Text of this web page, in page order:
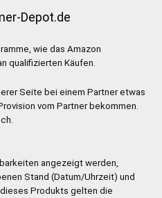
Depot.de
wie das Amazon
qualifizierten Käufen.
Seite bei einem Partner etwas
vom Partner bekommen.
angezeigt werden,
Stand (Datum/Uhrzeit) und
dieses Produkts gelten die